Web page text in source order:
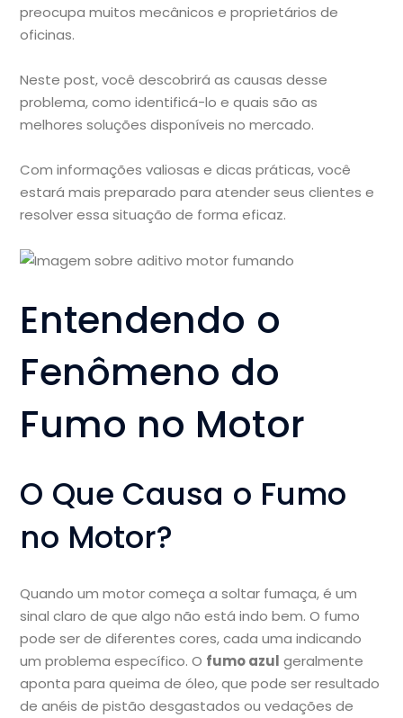
preocupa muitos mecânicos e proprietários de
oficinas.
Neste post, você descobrirá as causas desse
problema, como identificá-lo e quais são as
melhores soluções disponíveis no mercado.
Com informações valiosas e dicas práticas, você
estará mais preparado para atender seus clientes e
resolver essa situação de forma eficaz.
Entendendo o
Fenômeno do
Fumo no Motor
O Que Causa o Fumo
no Motor?
Quando um motor começa a soltar fumaça, é um
sinal claro de que algo não está indo bem. O fumo
pode ser de diferentes cores, cada uma indicando
um problema específico. O fumo azul geralmente
aponta para queima de óleo, que pode ser resultado
de anéis de pistão desgastados ou vedações de